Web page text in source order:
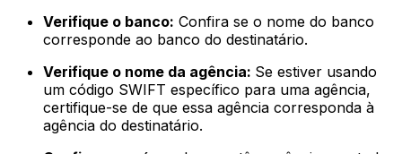
Verifique o banco: Confira se o nome do banco
corresponde ao banco do destinatário.
Verifique o nome da agência: Se estiver usando
um código SWIFT específico para uma agência,
certifique-se de que essa agência corresponda à
agência do destinatário.